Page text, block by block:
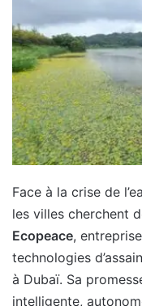
Face à la crise de
les villes cherchent
Ecopeace,
technologies
à Dubaï. Sa
intelligente,